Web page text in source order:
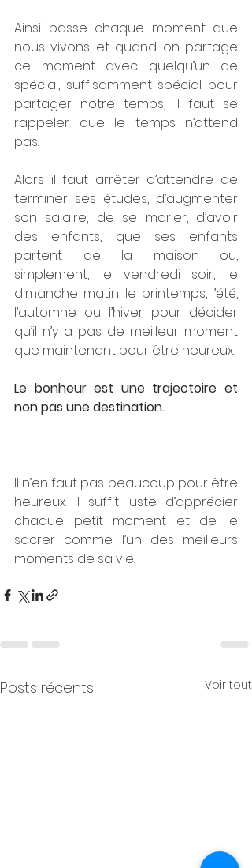
Ainsi passe chaque moment que
nous vivons et quand on partage
ce moment avec quelqu’un de
spécial, suffisamment spécial pour
partager notre temps, il faut se
rappeler que le temps n’attend
pas.
Alors il faut arrêter d’attendre de
terminer ses études, d’augmenter
son salaire, de se marier, d’avoir
des enfants, que ses enfants
partent de la maison ou,
simplement, le vendredi soir, le
dimanche matin, le printemps, l’été,
l’automne ou l’hiver pour décider
qu’il n’y a pas de meilleur moment
que maintenant pour être heureux.
Le bonheur est une trajectoire et
non pas une destination.
Il n’en faut pas beaucoup pour être
heureux. Il suffit juste d’apprécier
chaque petit moment et de le
sacrer comme l’un des meilleurs
moments de sa vie.
Posts récents Voir tout